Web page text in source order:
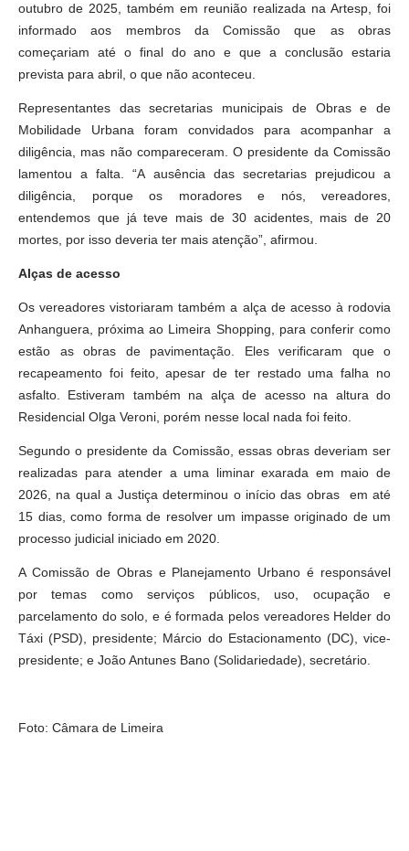
outubro de 2025, também em reunião realizada na Artesp, foi
informado aos membros da Comissão que as obras
começariam até o final do ano e que a conclusão estaria
prevista para abril, o que não aconteceu.
Representantes das secretarias municipais de Obras e de
Mobilidade Urbana foram convidados para acompanhar a
diligência, mas não compareceram. O presidente da Comissão
lamentou a falta. “A ausência das secretarias prejudicou a
diligência, porque os moradores e nós, vereadores,
entendemos que já teve mais de 30 acidentes, mais de 20
mortes, por isso deveria ter mais atenção”, afirmou.
Alças de acesso
Os vereadores vistoriaram também a alça de acesso à rodovia
Anhanguera, próxima ao Limeira Shopping, para conferir como
estão as obras de pavimentação. Eles verificaram que o
recapeamento foi feito, apesar de ter restado uma falha no
asfalto. Estiveram também na alça de acesso na altura do
Residencial Olga Veroni, porém nesse local nada foi feito.
Segundo o presidente da Comissão, essas obras deveriam ser
realizadas para atender a uma liminar exarada em maio de
2026, na qual a Justiça determinou o início das obras em até
15 dias, como forma de resolver um impasse originado de um
processo judicial iniciado em 2020.
A Comissão de Obras e Planejamento Urbano é responsável
por temas como serviços públicos, uso, ocupação e
parcelamento do solo, e é formada pelos vereadores Helder do
Táxi (PSD), presidente; Márcio do Estacionamento (DC), vice-
presidente; e João Antunes Bano (Solidariedade), secretário.
Foto: Câmara de Limeira